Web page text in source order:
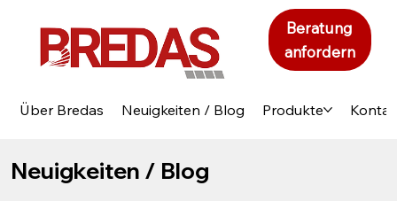
Über Bredas Neuigkeiten / Blog Produkte
Beratung
anfordern
Neuigkeiten / Blog